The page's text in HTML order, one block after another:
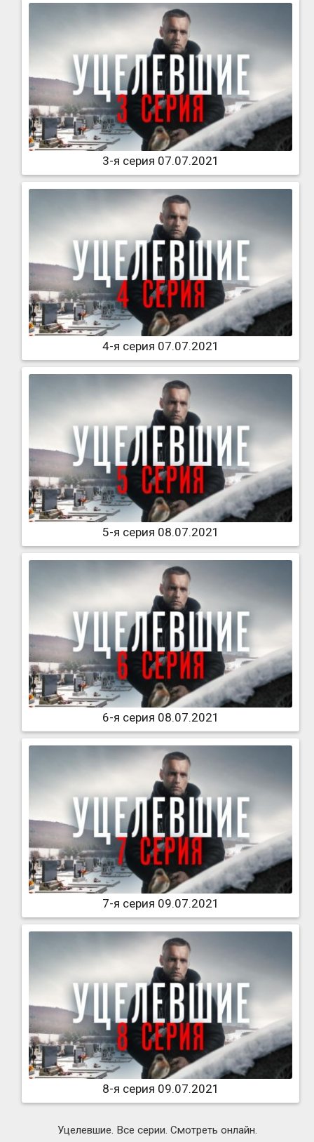
3-я серия 07.07.2021
4-я серия 07.07.2021
5-я серия 08.07.2021
6-я серия 08.07.2021
7-я серия 09.07.2021
8-я серия 09.07.2021
Уцелевшие. Все серии. Смотреть онлайн.